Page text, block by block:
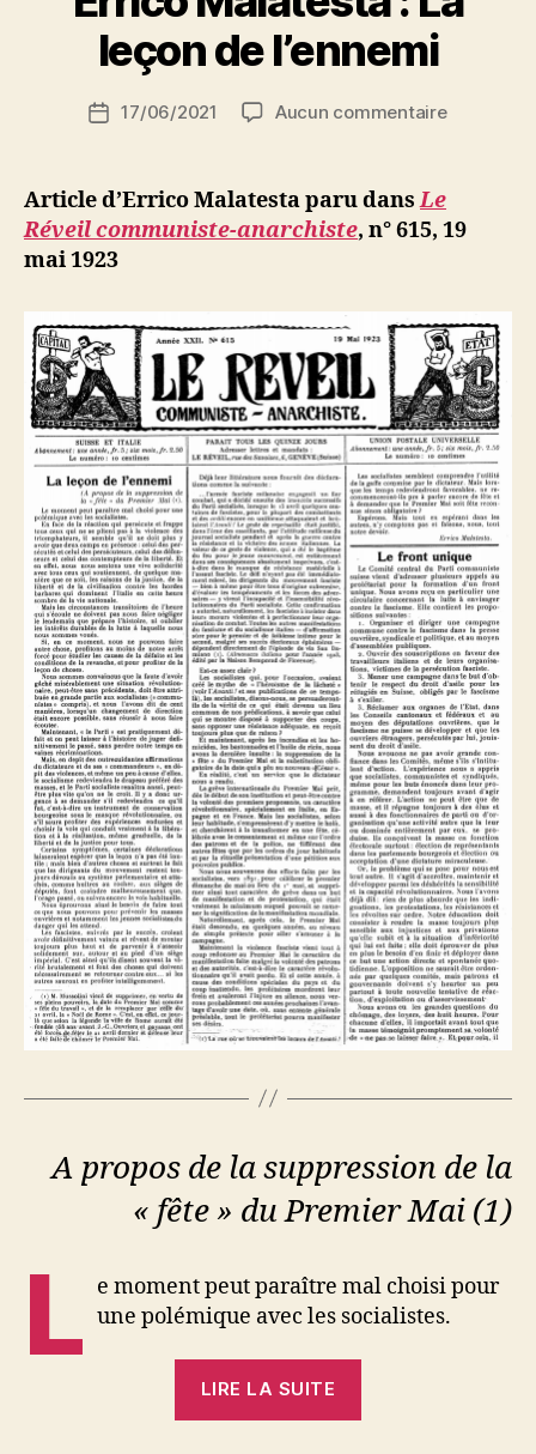
leçon de l’ennemi
de
a
S
N
ji
b
Date17/06/2021 Aucun commentairesur
La
leçon
Article d’Errico Malatesta paru dansLe
Réveil communiste-anarchiste, n° 615, 19
mai 1923
A propos de la suppression de la
« fête » du Premier Mai (1)
L e moment peut paraître mal choisi pour
une polémique avec les socialistes.
LIRE LA SUITE